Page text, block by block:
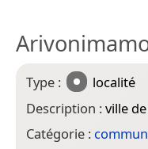
Type :
localité
Description :ville
Catégorie :